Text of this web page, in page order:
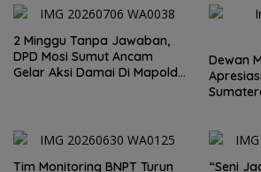
2 Minggu Tanpa Jawaban,
DPD Mosi Sumut Ancam
Gelar Aksi Damai Di Mapolda
Hermawan Bersikap Tegas .
Dewan
Tim Monitoring BNPT Turun
“Seni